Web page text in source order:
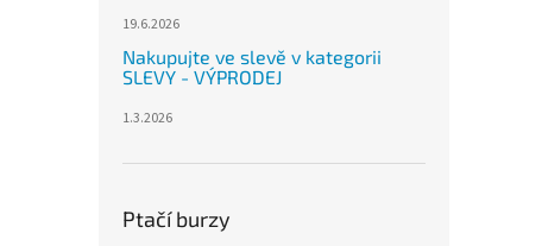
19.6.2026
Nakupujte ve slevě v kategorii
SLEVY - VÝPRODEJ
1.3.2026
Ptačí burzy